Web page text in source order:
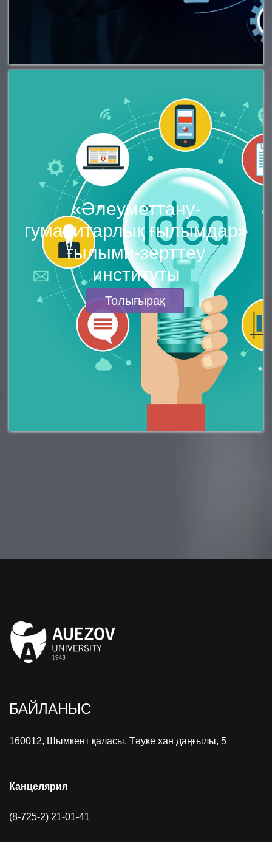
«Әлеуметтану-
гуманитарлық ғылымдар»
ғылыми-зерттеу
институты
Толығырақ
БАЙЛАНЫС
160012, Шымкент қаласы, Тәуке хан даңғылы, 5
Канцелярия
(8-725-2) 21-01-41